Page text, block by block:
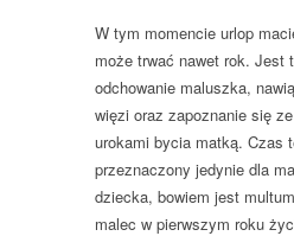
W tym momencie urlop
może trwać nawet rok. Jest
odchowanie maluszka,
więzi oraz zapoznanie się
urokami bycia matką. Czas
przeznaczony jedynie dla
dziecka, bowiem jest
malec w pierwszym roku